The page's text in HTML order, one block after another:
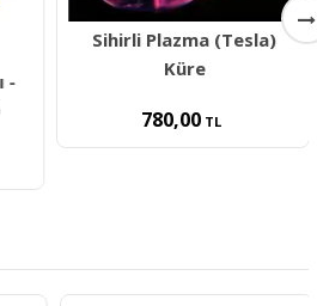
-
Sihirli Plazma (Tesla)
Küre
780,00TL